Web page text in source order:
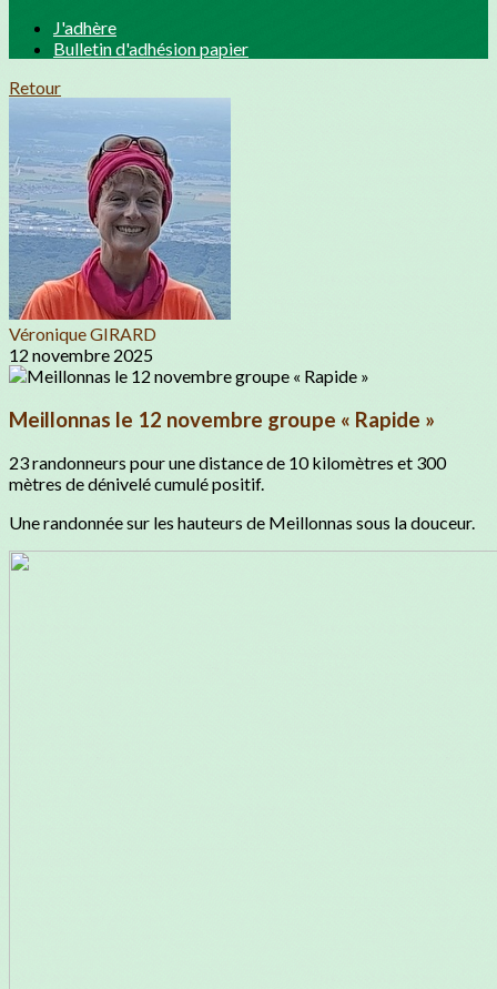
J'adhère
Bulletin d'adhésion papier
Retour
Véronique GIRARD
12 novembre 2025
Meillonnas le 12 novembre groupe « Rapide »
23 randonneurs pour une distance de 10 kilomètres et 300
mètres de dénivelé cumulé positif.
Une randonnée sur les hauteurs de Meillonnas sous la douceur.